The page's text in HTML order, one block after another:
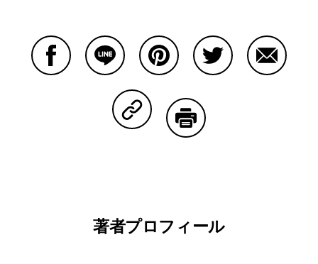
Copy Linkで共有する
著者プロフィール